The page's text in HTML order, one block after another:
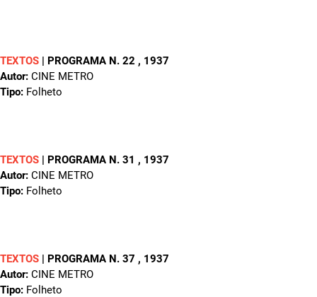
TEXTOS | PROGRAMA N. 22 , 1937
Autor: CINE METRO
Tipo: Folheto
TEXTOS | PROGRAMA N. 31 , 1937
Autor: CINE METRO
Tipo: Folheto
TEXTOS | PROGRAMA N. 37 , 1937
Autor: CINE METRO
Tipo: Folheto